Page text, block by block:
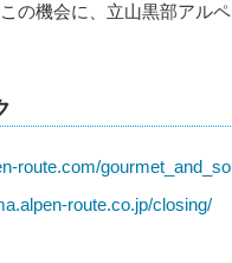
の機会に、立山黒部アル
route.com/
route.co.jp/closing/